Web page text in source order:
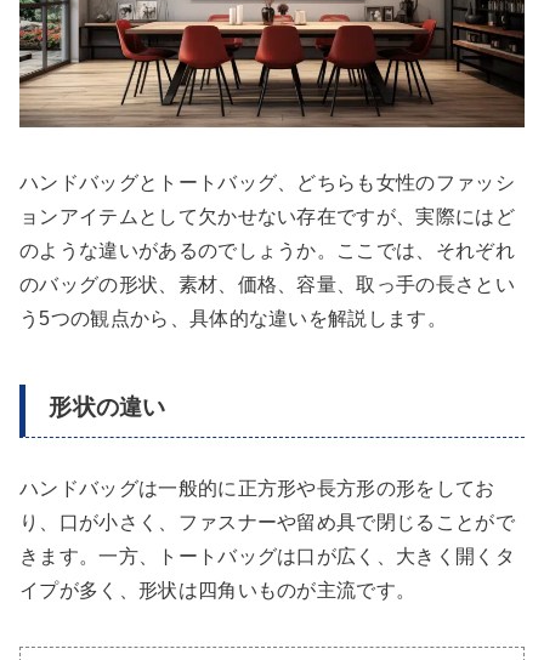
ハンドバッグとトートバッグ、どちらも女性のファッシ
ョンアイテムとして欠かせない存在ですが、実際にはど
のような違いがあるのでしょうか。ここでは、それぞれ
のバッグの形状、素材、価格、容量、取っ手の長さとい
う5つの観点から、具体的な違いを解説します。
形状の違い
ハンドバッグは一般的に正方形や長方形の形をしてお
り、口が小さく、ファスナーや留め具で閉じることがで
きます。一方、トートバッグは口が広く、大きく開くタ
イプが多く、形状は四角いものが主流です。